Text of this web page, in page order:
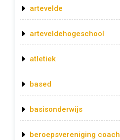
artevelde
arteveldehogeschool
atletiek
based
basisonderwijs
beroepsvereniging coach